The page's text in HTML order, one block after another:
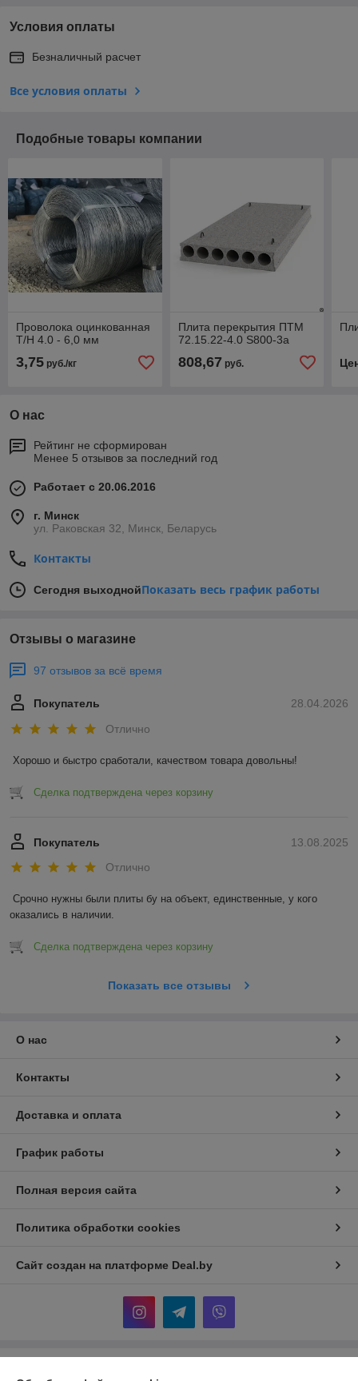
Условия оплаты
Безналичный расчет
Все условия оплаты
Подобные товары компании
Проволока оцинкованная
Т/Н 4.0 - 6,0 мм
3,75 руб./кг
Плита перекрытия ПТМ
72.15.22-4.0 S800-3а
808,67 руб.
О нас
Рейтинг не сформирован
Менее 5 отзывов за последний год
Работает с 20.06.2016
г. Минск
ул. Раковская 32, Минск, Беларусь
Контакты
Сегодня выходнойПоказать весь график работы
Отзывы о магазине
97 отзывов за всё время
28.04.2026
Покупатель
Отлично
Хорошо и быстро сработали, качеством товара довольны!
Сделка подтверждена через корзину
13.08.2025
Покупатель
Отлично
Срочно нужны были плиты бу на объект, единственные, у кого
оказались в наличии.
Сделка подтверждена через корзину
Показать все отзывы
О нас
Контакты
Доставка и оплата
График работы
Полная версия сайта
Политика обработки cookies
Сайт создан на платформе Deal.by